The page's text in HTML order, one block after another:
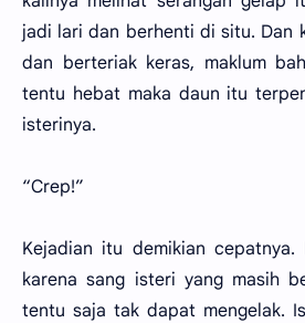
jadi lari dan berhenti di situ. Dan
dan berteriak keras, maklum
tentu hebat maka daun itu
isterinya.
“Crep!”
Kejadian itu demikian
karena sang isteri yang masih
tentu saja tak dapat mengelak.